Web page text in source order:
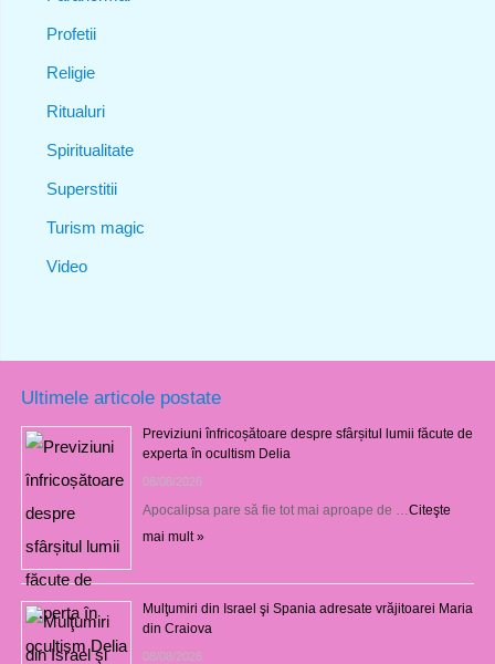
Profetii
Religie
Ritualuri
Spiritualitate
Superstitii
Turism magic
Video
Ultimele articole postate
Previziuni înfricoșătoare despre sfârșitul lumii făcute de
experta în ocultism Delia
08/08/2026
Apocalipsa pare să fie tot mai aproape de … Citeşte
mai mult »
Mulţumiri din Israel şi Spania adresate vrăjitoarei Maria
din Craiova
08/08/2026